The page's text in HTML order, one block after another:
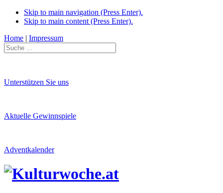
Skip to main navigation (Press Enter).
Skip to main content (Press Enter).
Home | Impressum
Unterstützen Sie uns
Aktuelle Gewinnspiele
Adventkalender